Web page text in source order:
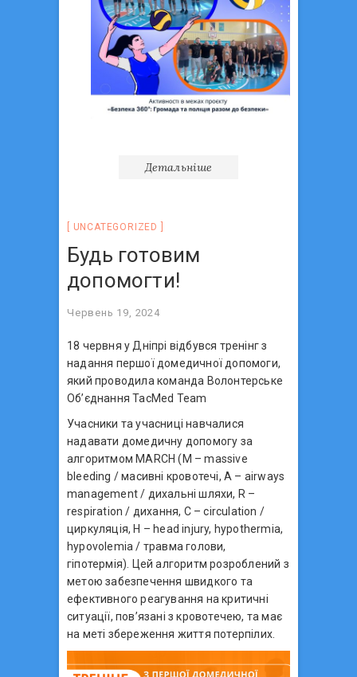
Детальніше
UNCATEGORIZED
Будь готовим
допомогти!
Червень 19, 2024
18 червня у Дніпрі відбувся тренінг з
надання першої домедичної допомоги,
який проводила команда Волонтерське
Об’єднання TacMed Team
Учасники та учасниці навчалися
надавати домедичну допомогу за
алгоритмом MARCH (M – massive
bleeding / масивні кровотечі, A – airways
management / дихальні шляхи, R –
respiration / дихання, С – circulation /
циркуляція, H – head injury, hypothermia,
hypovolemia / травма голови,
гіпотермія). Цей алгоритм розроблений з
метою забезпечення швидкого та
ефективного реагування на критичні
ситуації, пов’язані з кровотечею, та має
на меті збереження життя потерпілих.